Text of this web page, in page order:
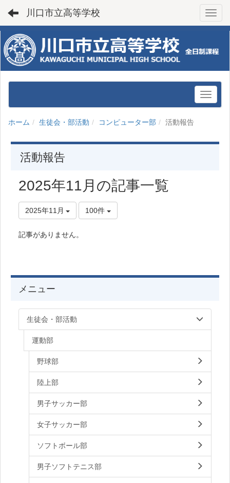
川口市立高等学校
ホーム 生徒会・部活動 コンピューター部 活動報告
活動報告
2025年11月の記事一覧
2025年11月 100件
記事がありません。
メニュー
生徒会・部活動
運動部
野球部
陸上部
男子サッカー部
女子サッカー部
ソフトボール部
男子ソフトテニス部